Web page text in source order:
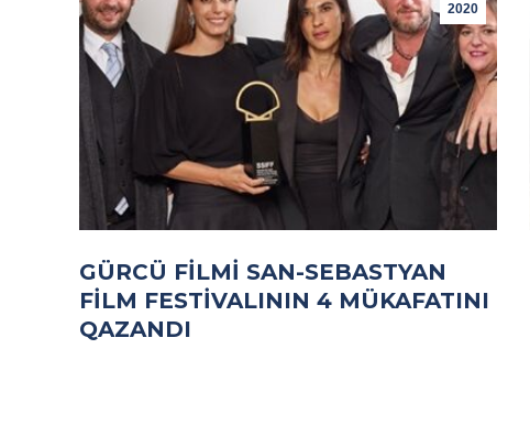
2020
GÜRCÜ FILMI SAN-SEBASTYAN
FILM FESTIVALININ 4 MÜKAFATINI
QAZANDI